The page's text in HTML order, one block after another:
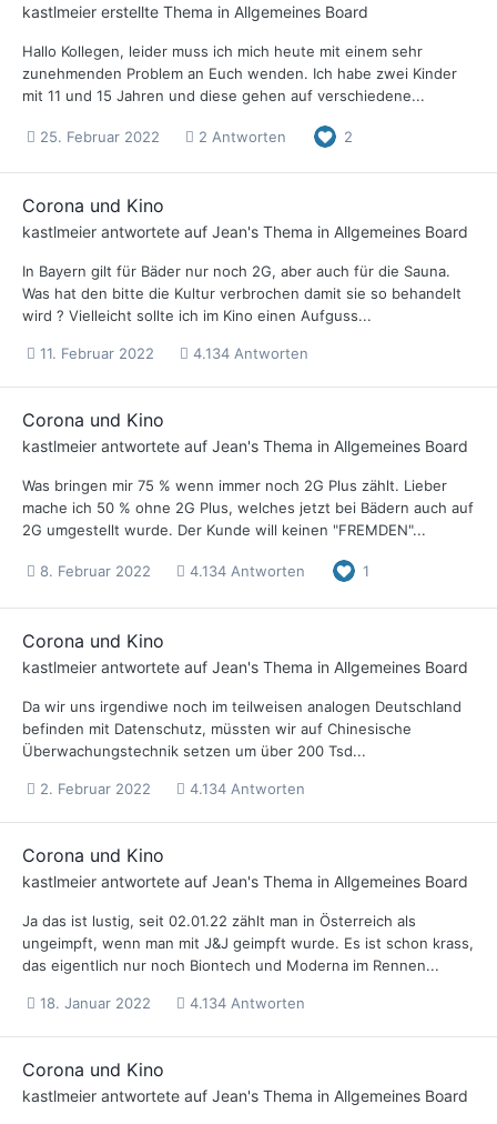
kastlmeier erstellte Thema in Allgemeines Board
Hallo Kollegen, leider muss ich mich heute mit einem sehr
zunehmenden Problem an Euch wenden. Ich habe zwei Kinder
mit 11 und 15 Jahren und diese gehen auf verschiedene...
25. Februar 2022 2 Antworten 2
Corona und Kino
kastlmeier antwortete auf Jean's Thema in Allgemeines Board
In Bayern gilt für Bäder nur noch 2G, aber auch für die Sauna.
Was hat den bitte die Kultur verbrochen damit sie so behandelt
wird ? Vielleicht sollte ich im Kino einen Aufguss...
11. Februar 2022 4.134 Antworten
Corona und Kino
kastlmeier antwortete auf Jean's Thema in Allgemeines Board
Was bringen mir 75 % wenn immer noch 2G Plus zählt. Lieber
mache ich 50 % ohne 2G Plus, welches jetzt bei Bädern auch auf
2G umgestellt wurde. Der Kunde will keinen "FREMDEN"...
8. Februar 2022 4.134 Antworten 1
Corona und Kino
kastlmeier antwortete auf Jean's Thema in Allgemeines Board
Da wir uns irgendiwe noch im teilweisen analogen Deutschland
befinden mit Datenschutz, müssten wir auf Chinesische
Überwachungstechnik setzen um über 200 Tsd...
2. Februar 2022 4.134 Antworten
Corona und Kino
kastlmeier antwortete auf Jean's Thema in Allgemeines Board
Ja das ist lustig, seit 02.01.22 zählt man in Österreich als
ungeimpft, wenn man mit J&J geimpft wurde. Es ist schon krass,
das eigentlich nur noch Biontech und Moderna im Rennen...
18. Januar 2022 4.134 Antworten
Corona und Kino
kastlmeier antwortete auf Jean's Thema in Allgemeines Board